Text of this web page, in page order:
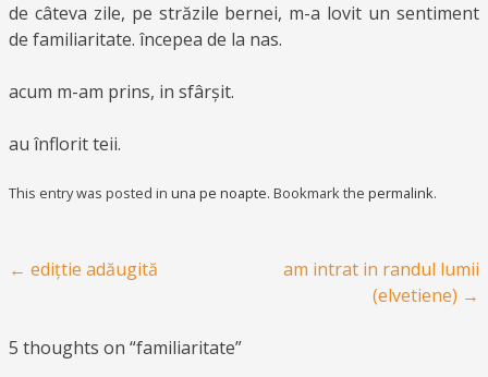
de câteva zile, pe străzile bernei, m-a lovit un sentiment
de familiaritate. începea de la nas.
acum m-am prins, in sfârșit.
au înflorit teii.
This entry was posted in una pe noapte. Bookmark the permalink.
Post navigation
← edițtie adăugită
am intrat in randul lumii
(elvetiene) →
5 thoughts on “familiaritate”